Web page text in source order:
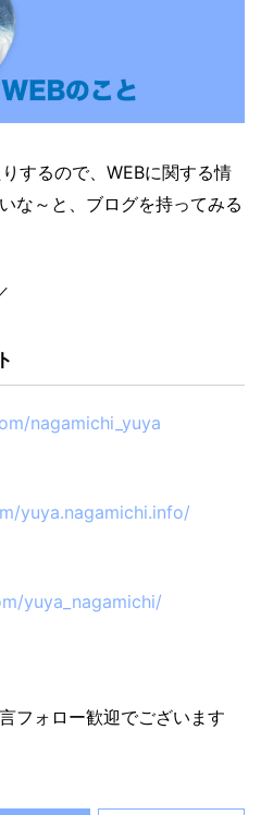
するので、WEBに関する情
な～と、ブログを持ってみる
nagamichi_yuya
yuya.nagamichi.info/
yuya_nagamichi/
フォロー歓迎でございます